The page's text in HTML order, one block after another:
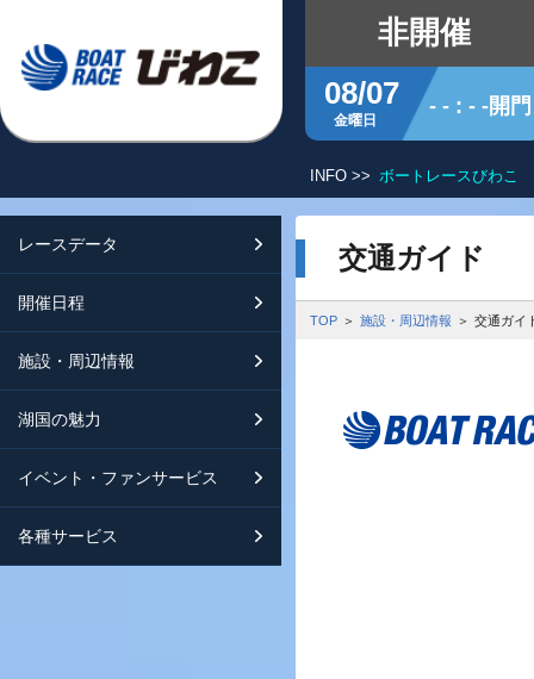
非開催
08/07
金曜日
- - : - -開門
レースデータ シリーズインデックス
レース展望
ボートデータ
開催日程
開催日程
開催日程（年間）
施設・周辺情報
交通ガイド
施設ガイド
ボートレースびわこを知る
湖国の魅力
イベント・ファンサービス
各種サービス
特設バックナンバー
淡海ポイント倶楽部
INFO >> ボートレースびわこ
交通ガイド
TOP 施設・周辺情報 交通ガイ